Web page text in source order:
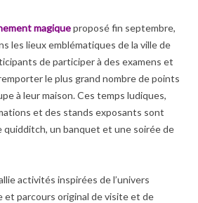
magiqueproposé fin septembre,
les lieux emblématiques de la ville de
de participer à des examens et
le plus grand nombre de points
à leur maison. Ces temps ludiques,
et des stands exposants sont
quidditch, un banquet et une soirée de
activités inspirées de l’univers
et parcours original de visite et de